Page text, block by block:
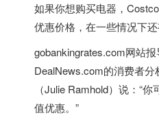
如果你想购买电器，
优惠价格，在一些情况下还
gobankingrates.com网站报
DealNews.com的消费者分
（Julie Ramhold）说：“
值优惠。”